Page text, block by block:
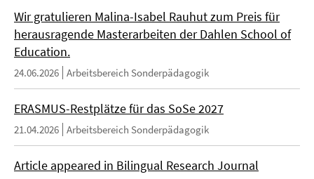
Wir gratulieren Malina-Isabel Rauhut zum Preis für
herausragende Masterarbeiten der Dahlen School of
Education.
24.06.2026 Arbeitsbereich Sonderpädagogik
ERASMUS-Restplätze für das SoSe 2027
21.04.2026 Arbeitsbereich Sonderpädagogik
Article appeared in Bilingual Research Journal